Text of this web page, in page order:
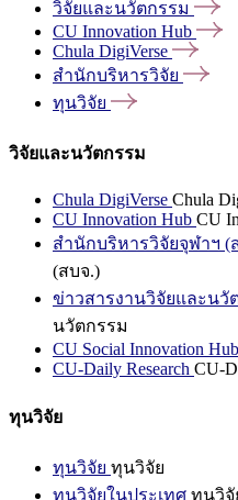
วิจัยและนวัตกรรม
CU Innovation Hub
Chula DigiVerse
สำนักบริหารวิจัย
ทุนวิจัย
วิจัยและนวัตกรรม
Chula DigiVerse Chula
CU Innovation Hub CU
สำนักบริหารวิจัยจุฬาฯ (
(สบจ.)
ข่าวสารงานวิจัยและนวั
นวัตกรรม
CU Social Innovation Hub
CU-Daily Research CU-
ทุนวิจัย
ทุนวิจัย ทุนวิจัย
ทุนวิจัยในประเทศ ทุนวิจั